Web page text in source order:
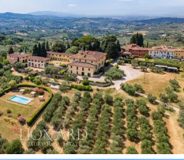
perfeitamente preservados,
afrescos evistas para o vale.Um
de extraordinário charme e
bela estufa de época, um refinado
integrado à estrutura original e
laranjeiras durante os meses
serve como uma extensão
de estar, abrindo-se para a
um jardim interno intimista.